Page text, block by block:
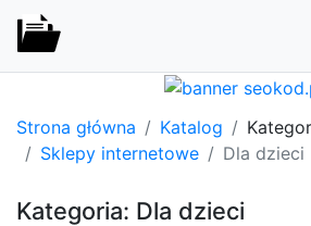
Strona główna Katalog
Sklepy internetowe
Dla dzieci
Kategoria: Dla dzieci